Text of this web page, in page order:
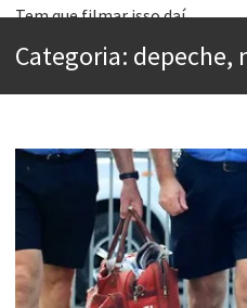
Aprender a fracassar é o
Esse tal de Rock Gaúcho
Os causos de Jorge Luis Borges
Voto obrigatório é correto?
Se queres salvar o mundo, o
Categoria: depeche,